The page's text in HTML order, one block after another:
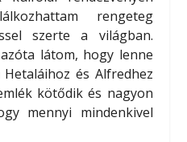
rengeteg
szerte a világban.
látom, hogy lenne
és Alfredhez
kötődik és nagyon
mennyi mindenkivel